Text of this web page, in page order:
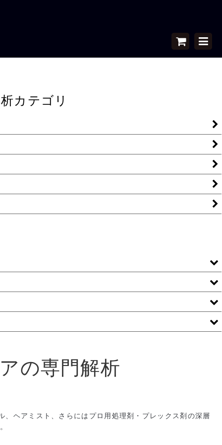
の専門解析
、ヘアミスト、さらにはプロ用処理剤・プレックス剤の深層
カテゴリ